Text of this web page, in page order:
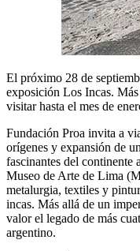
El próximo 28 de
exposición Los Incas.
visitar hasta el mes de
Fundación Proa invita a
orígenes y expansión de
fascinantes del continente
Museo de Arte de Lima
metalurgia, textiles y
incas. Más allá de un
valor el legado de más
argentino.